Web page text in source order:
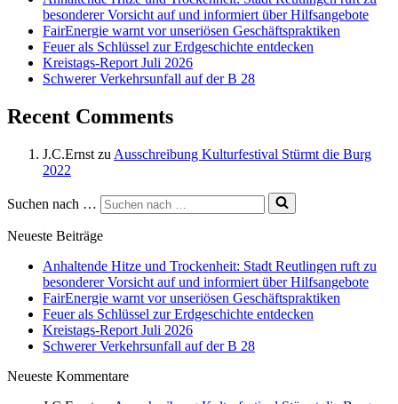
besonderer Vorsicht auf und informiert über Hilfsangebote
FairEnergie warnt vor unseriösen Geschäftspraktiken
Feuer als Schlüssel zur Erdgeschichte entdecken
Kreistags-Report Juli 2026
Schwerer Verkehrsunfall auf der B 28
Recent Comments
J.C.Ernst zu Ausschreibung Kulturfestival Stürmt die Burg
2022
Suchen nach …
Neueste Beiträge
Anhaltende Hitze und Trockenheit: Stadt Reutlingen ruft zu
besonderer Vorsicht auf und informiert über Hilfsangebote
FairEnergie warnt vor unseriösen Geschäftspraktiken
Feuer als Schlüssel zur Erdgeschichte entdecken
Kreistags-Report Juli 2026
Schwerer Verkehrsunfall auf der B 28
Neueste Kommentare